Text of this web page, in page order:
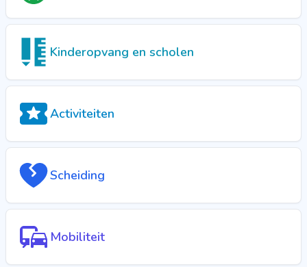
Kinderopvang en scholen
Activiteiten
Scheiding
Mobiliteit